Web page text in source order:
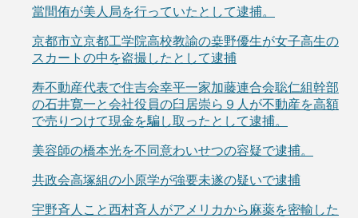
當間侑が美人局を行っていたとして逮捕。
京都市立京都工学院高校教諭の桒野優生が女子高生の
スカートの中を盗撮したとして逮捕
寿不動産代表で住吉会幸平一家加藤連合会聡仁組幹部
の石井寛一と会社役員の臼居崇ら９人が不動産を高額
で売りつけて現金を騙し取ったとして逮捕。
美容師の橋本光を不同意わいせつの容疑で逮捕。
共政会高塚組の小原学が強要未遂の疑いで逮捕
宇野斉人こと西村斉人がアメリカから麻薬を密輸した